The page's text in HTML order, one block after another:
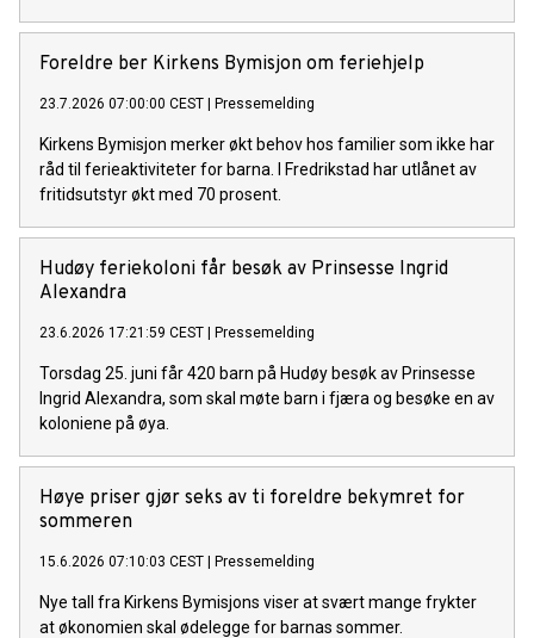
Foreldre ber Kirkens Bymisjon om feriehjelp
23.7.2026 07:00:00 CEST Pressemelding
Kirkens Bymisjon merker økt behov hos familier som ikke har
råd til ferieaktiviteter for barna. I Fredrikstad har utlånet av
fritidsutstyr økt med 70 prosent.
Hudøy feriekoloni får besøk av Prinsesse Ingrid
Alexandra
23.6.2026 17:21:59 CEST Pressemelding
Torsdag 25. juni får 420 barn på Hudøy besøk av Prinsesse
Ingrid Alexandra, som skal møte barn i fjæra og besøke en av
koloniene på øya.
Høye priser gjør seks av ti foreldre bekymret for
sommeren
15.6.2026 07:10:03 CEST Pressemelding
Nye tall fra Kirkens Bymisjons viser at svært mange frykter
at økonomien skal ødelegge for barnas sommer.